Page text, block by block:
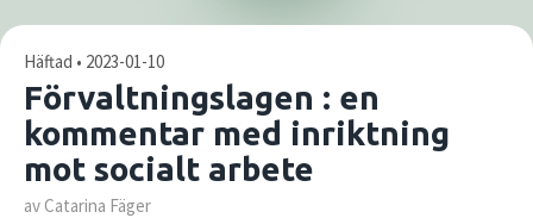
Häftad • 2023-01-10
Förvaltningslagen : en
kommentar med inriktning
mot socialt arbete
av Catarina Fäger